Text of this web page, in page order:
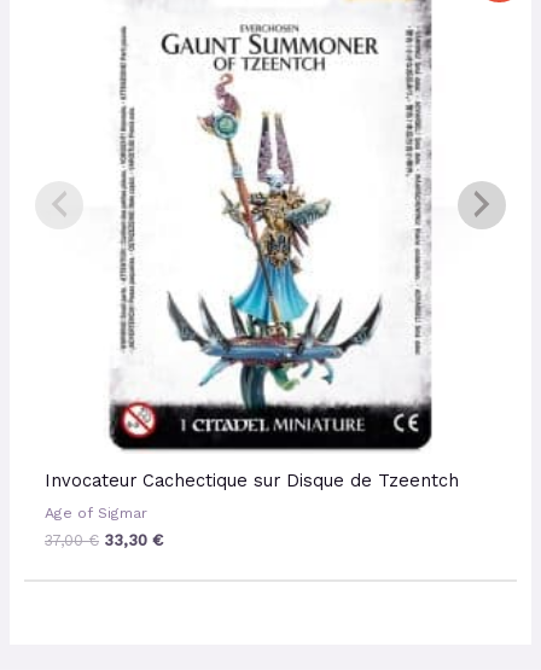
Invocateur Cachectique sur Disque de Tzeentch
Age of Sigmar
37,00€
était :
37,00 €.
33,30€
est :
33,30 €.